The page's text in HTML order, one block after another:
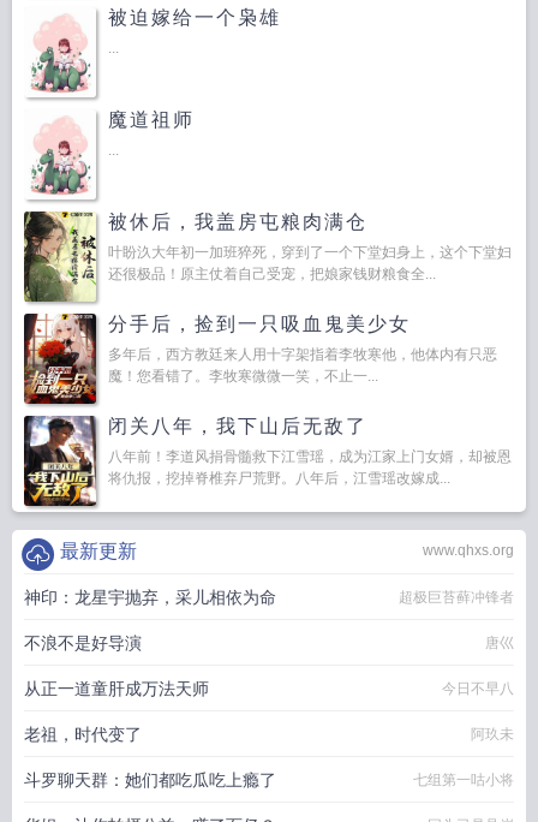
被迫嫁给一个枭雄
...
魔道祖师
...
被休后，我盖房屯粮肉满仓
叶盼汣大年初一加班猝死，穿到了一个下堂妇身上，这个下堂妇
还很极品！原主仗着自己受宠，把娘家钱财粮食全...
分手后，捡到一只吸血鬼美少女
多年后，西方教廷来人用十字架指着李牧寒他，他体内有只恶
魔！您看错了。李牧寒微微一笑，不止一...
闭关八年，我下山后无敌了
八年前！李道风捐骨髓救下江雪瑶，成为江家上门女婿，却被恩
将仇报，挖掉脊椎弃尸荒野。八年后，江雪瑶改嫁成...
www.qhxs.org
最新更新
神印：龙星宇抛弃，采儿相依为命 超极巨苔藓冲锋者
不浪不是好导演 唐巛
从正一道童肝成万法天师 今日不早八
老祖，时代变了 阿玖未
斗罗聊天群：她们都吃瓜吃上瘾了 七组第一咕小将